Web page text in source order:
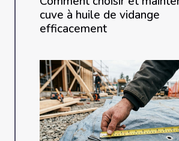
cuve à huile de vidange
efficacement